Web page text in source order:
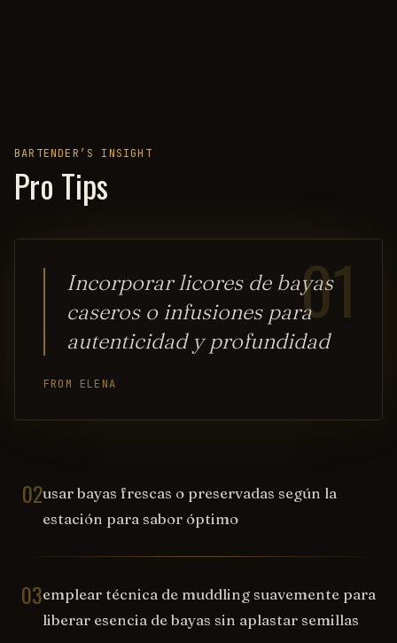
BARTENDER’S INSIGHT
Pro Tips
01
Incorporar licores de bayas
caseros o infusiones para
autenticidad y profundidad
FROM ELENA
02usar bayas frescas o preservadas según la
estación para sabor óptimo
03emplear técnica de muddling suavemente para
liberar esencia de bayas sin aplastar semillas